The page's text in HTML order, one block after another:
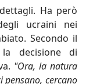
Ha però
ucraini nei
Secondo il
decisione di
"Ora, la natura
pensano, cercano